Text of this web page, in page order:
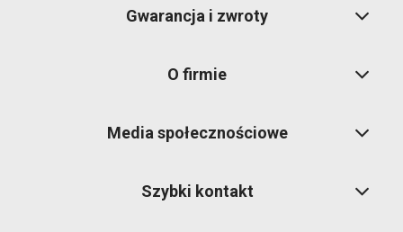
Gwarancja i zwroty
O firmie
Media społecznościowe
Szybki kontakt